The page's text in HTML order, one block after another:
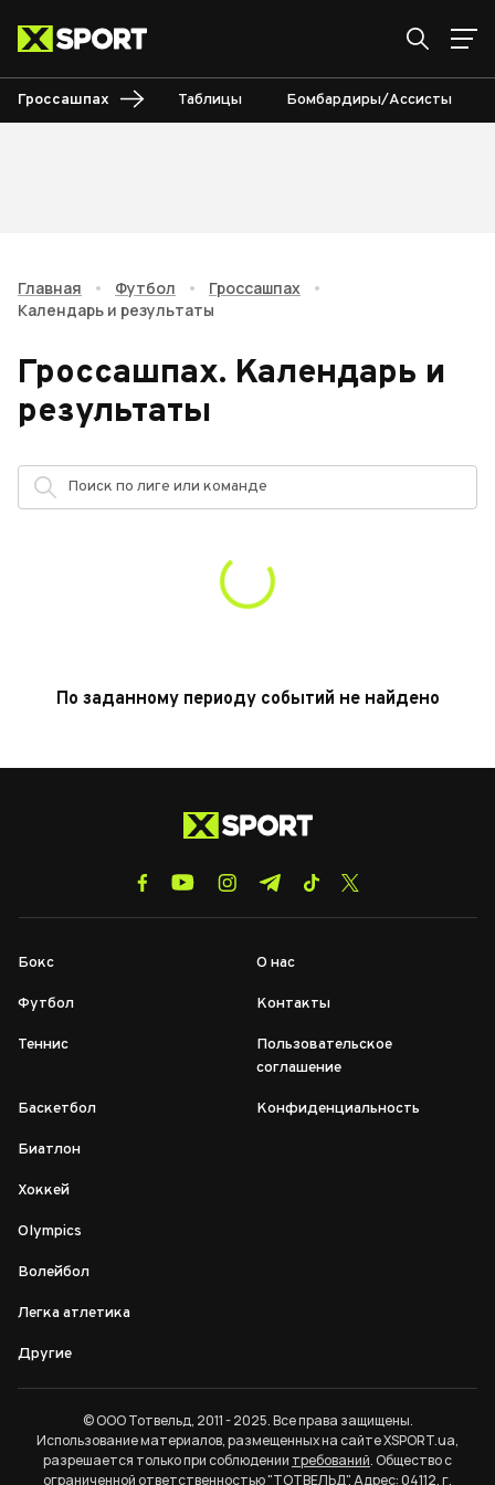
Гроссашпах Таблицы Бомбардиры/Ассисты
Главная • Футбол • Гроссашпах
•
Календарь и результаты
Гроссашпах. Календарь и
результаты
По заданному периоду событий не найдено
Бокс
Футбол
Теннис
Баскетбол
Биатлон
Хоккей
Olympics
Волейбол
Легка атлетика
Другие
О нас
Контакты
Пользовательское
соглашение
Конфиденциальность
© ООО Тотвельд, 2011 - 2025. Все права защищены.
Использование материалов, размещенных на сайте XSPORT.ua,
разрешается только при соблюдении требований. Общество с
ограниченной ответственностью "ТОТВЕЛЬД". Адрес: 04112, г.